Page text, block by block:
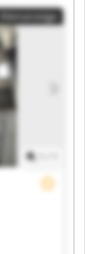
Huckle
Huckle
Kleinanzeige